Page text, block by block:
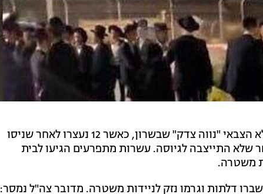
חרדים קיצוניים התפרעו הלילה (שישי) מחוץ לכלא הצבאי "נווה צדק" שבשרון, כאשר 12 נעצרו לאחר שניסו
התייצבה לגיוסה. עשרות מתפרעים הגיעו לבית
משטרה.
דלתות וגרמו נזק לניידות משטרה. מדובר צה"ל נמסר: